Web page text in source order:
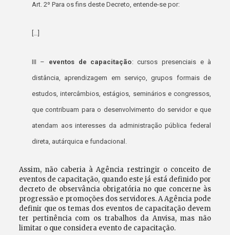
Art. 2º Para os fins deste Decreto, entende-se por:
[…]
III – eventos de capacitação: cursos presenciais e à
distância, aprendizagem em serviço, grupos formais de
estudos, intercâmbios, estágios, seminários e congressos,
que contribuam para o desenvolvimento do servidor e que
atendam aos interesses da administração pública federal
direta, autárquica e fundacional.
Assim, não caberia à Agência restringir o conceito de
eventos de capacitação, quando este já está definido por
decreto de observância obrigatória no que concerne às
progressão e promoções dos servidores. A Agência pode
definir que os temas dos eventos de capacitação devem
ter pertinência com os trabalhos da Anvisa, mas não
limitar o que considera evento de capacitação.